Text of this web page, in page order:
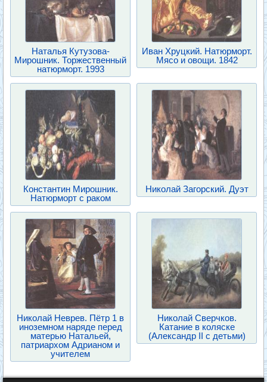
Наталья Кутузова-
Мирошник. Торжественный
натюрморт. 1993
Иван Хруцкий. Натюрморт.
Мясо и овощи. 1842
Константин Мирошник.
Натюрморт с раком
Николай Загорский. Дуэт
Николай Неврев. Пётр 1 в
иноземном наряде перед
матерью Натальей,
патриархом Адрианом и
учителем
Николай Сверчков.
Катание в коляске
(Александр II с детьми)